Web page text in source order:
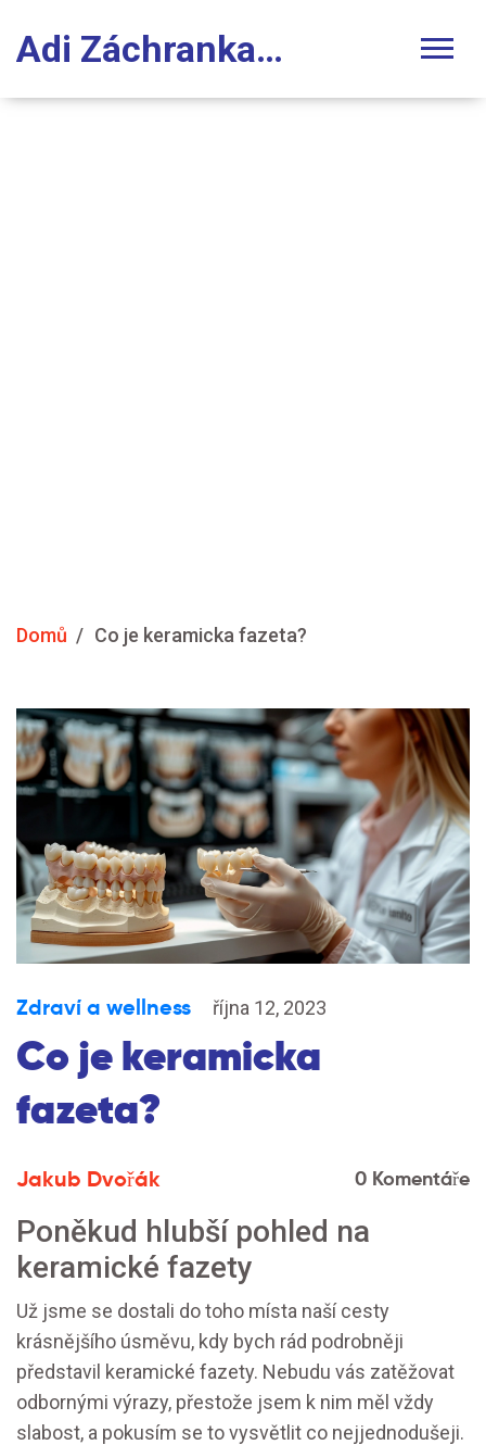
Adi Záchranka Stomatologie
Domů Co je keramicka fazeta?
Zdraví a wellness října 12, 2023
Co je keramicka
fazeta?
Jakub Dvořák 0 Komentáře
Poněkud hlubší pohled na
keramické fazety
Už jsme se dostali do toho místa naší cesty
krásnějšího úsměvu, kdy bych rád podrobněji
představil keramické fazety. Nebudu vás zatěžovat
odbornými výrazy, přestože jsem k nim měl vždy
slabost, a pokusím se to vysvětlit co nejjednodušeji.